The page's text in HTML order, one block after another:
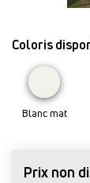
Coloris
Blanc mat
Prix non